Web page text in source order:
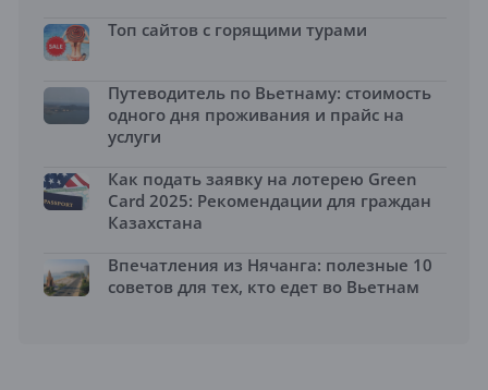
Топ сайтов с горящими турами
Путеводитель по Вьетнаму: стоимость
одного дня проживания и прайс на
услуги
Как подать заявку на лотерею Green
Card 2025: Рекомендации для граждан
Казахстана
Впечатления из Нячанга: полезные 10
советов для тех, кто едет во Вьетнам